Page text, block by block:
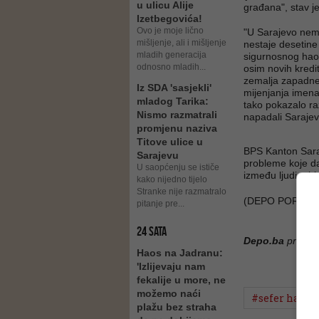
u ulicu Alije
Izetbegovića!
Ovo je moje lično
mišljenje, ali i mišljenje
mladih generacija
odnosno mladih...
Iz SDA 'sasjekli'
mladog Tarika:
Nismo razmatrali
promjenu naziva
Titove ulice u
Sarajevu
U saopćenju se ističe
kako nijedno tijelo
Stranke nije razmatralo
pitanje pre...
24 SATA
Haos na Jadranu:
'Izlijevaju nam
fekalije u more, ne
možemo naći
plažu bez straha
građana", stav
"U Sarajevo
nestaje
sigurnosnog
osim novih
zemalja
mijenjanja
tako pokazalo
napadali
BPS Kanton
probleme koje
između ljudi o
(DEPO
Depo.ba pratite
#sefer